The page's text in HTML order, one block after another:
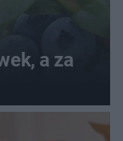
a za